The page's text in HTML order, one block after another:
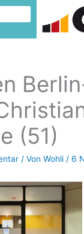
(51)
/ Von Wohli / 6